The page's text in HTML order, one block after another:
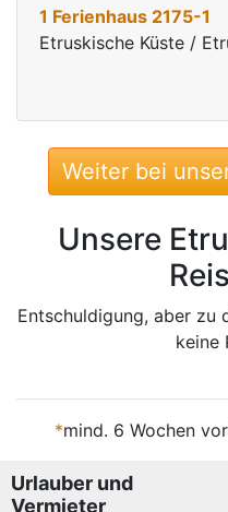
1 Ferienhaus 2175-1
Etruskische Küste /
Weiter bei
Unsere
Entschuldigung, aber zu
keine
*mind. 6 Wochen
Urlauber und
Vermieter